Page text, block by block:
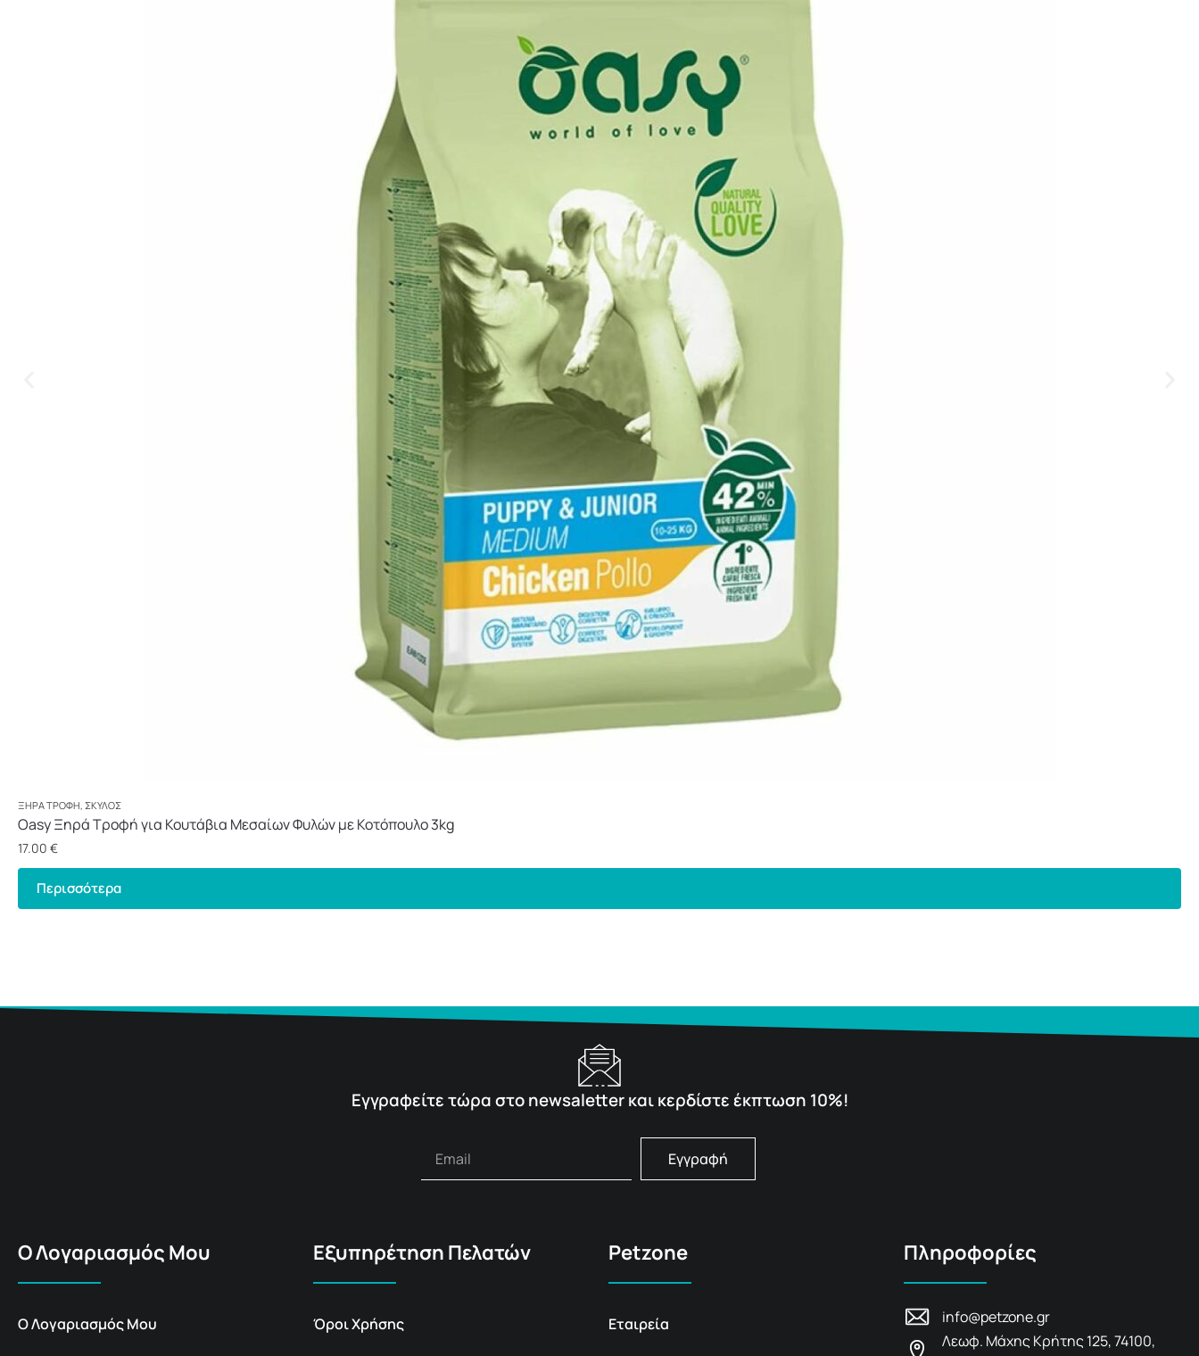
ΞΗΡΆ ΤΡΟΦΉ ΣΚΎΛΟΣ
Oasy Ξηρά Τροφή για Κουτάβια Μεσαίων Φυλών με Κοτόπουλο 3kg
17.00 €
Περισσότερα
Εγγραφείτε τώρα στο newsaletter και κερδίστε έκπτωση 10%!
Εγγραφή
Ο Λογαριασμός Μου
Ο Λογαριασμός Μου
Εξυπηρέτηση Πελατών
Όροι Χρήσης
Petzone
Εταιρεία
Πληροφορίες
info@petzone.gr
Λεωφ. Μάχης Κρήτης 125, 74100,